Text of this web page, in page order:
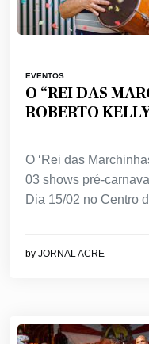
EVENTOS
O “REI DAS
ROBERTO
O ‘Rei das
03 shows pré-
Dia 15/02 no Centro
by JORNAL ACRE